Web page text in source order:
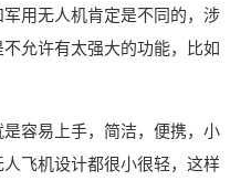
用无人机肯定是不同的，涉
允许有太强大的功能，比如
容易上手，简洁，便携，小
飞机设计都很小很轻，这样